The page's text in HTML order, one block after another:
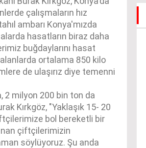
çalışmaların hız
ambarı Konya'mızda
hasatların biraz daha
buğdaylarını hasat
ortalama 850 kilo
de ulaşırız diye temenni
2 milyon 200 bin ton da
Kırkgöz, "Yaklaşık 15- 20
bol bereketli bir
çiftçilerimizin
söylüyoruz. Şu anda